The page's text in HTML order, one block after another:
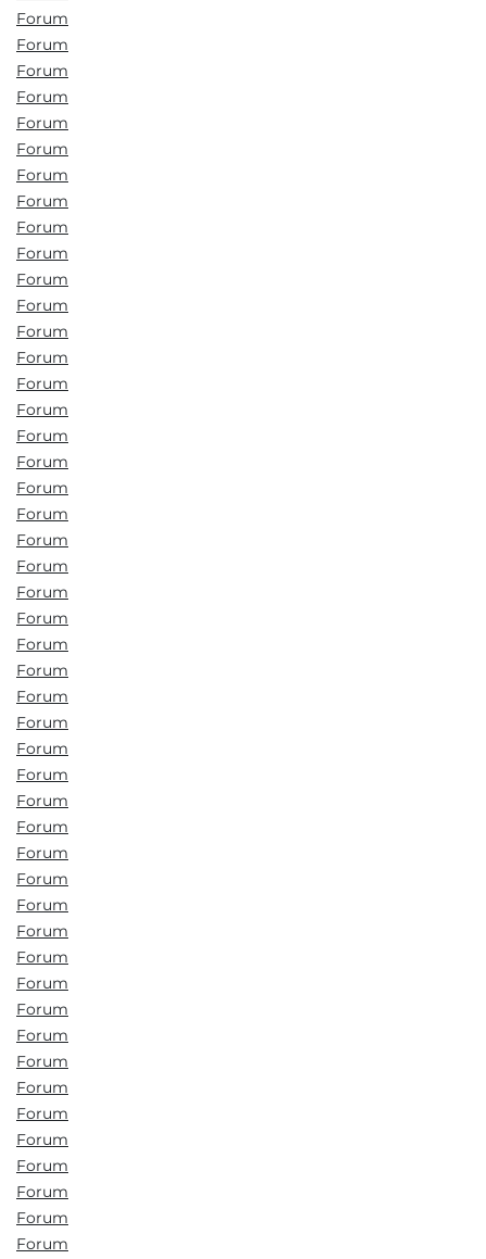
Forum
Forum
Forum
Forum
Forum
Forum
Forum
Forum
Forum
Forum
Forum
Forum
Forum
Forum
Forum
Forum
Forum
Forum
Forum
Forum
Forum
Forum
Forum
Forum
Forum
Forum
Forum
Forum
Forum
Forum
Forum
Forum
Forum
Forum
Forum
Forum
Forum
Forum
Forum
Forum
Forum
Forum
Forum
Forum
Forum
Forum
Forum
Forum